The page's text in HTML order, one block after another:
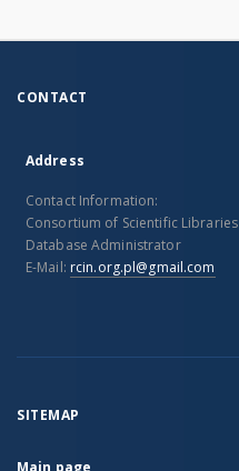
CONTACT
Address
Contact Information:
Consortium of Scientific Libraries
Database Administrator
E-Mail: rcin.org.pl@gmail.com
SITEMAP
Main page